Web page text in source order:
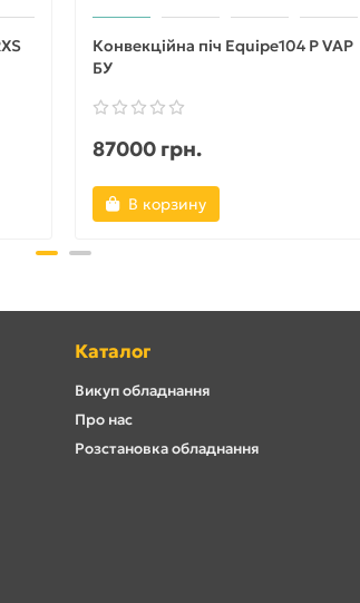
Конвекційна піч Equipe104 P VAP
БУ
87000 грн.
В корзину
Каталог
Викуп обладнання
Про нас
Розстановка обладнання